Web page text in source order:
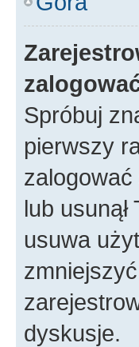
Spróbuj
pierwszy
lub
usuwa
dyskusje.